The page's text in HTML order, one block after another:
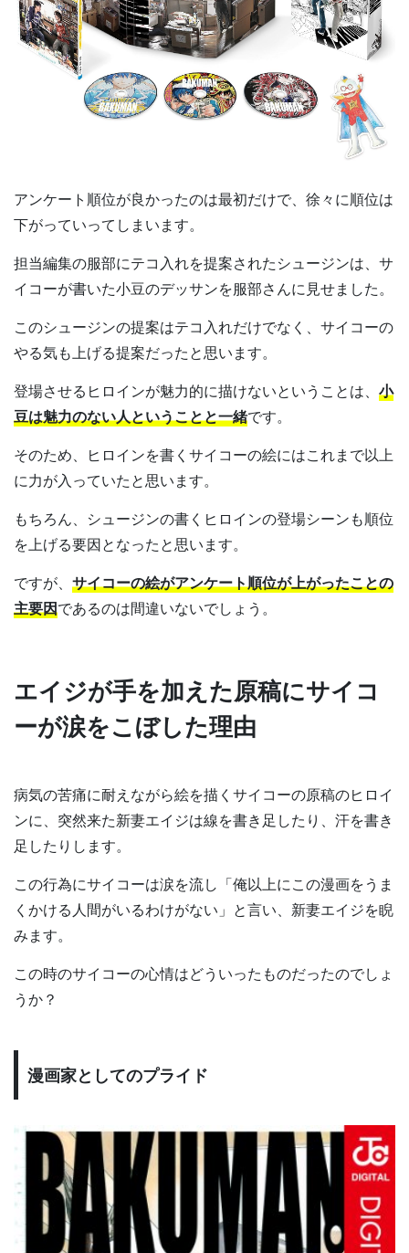
アンケート順位が良かったのは最初だけで、徐々に順位は
下がっていってしまいます。
担当編集の服部にテコ入れを提案されたシュージンは、サ
イコーが書いた小豆のデッサンを服部さんに見せました。
このシュージンの提案はテコ入れだけでなく、サイコーの
やる気も上げる提案だったと思います。
登場させるヒロインが魅力的に描けないということは、 小
豆は魅力のない人ということと一緒です。
そのため、ヒロインを書くサイコーの絵にはこれまで以上
に力が入っていたと思います。
もちろん、シュージンの書くヒロインの登場シーンも順位
を上げる要因となったと思います。
ですが、 サイコーの絵がアンケート順位が上がったことの
主要因であるのは間違いないでしょう。
エイジが手を加えた原稿にサイコ
ーが涙をこぼした理由
病気の苦痛に耐えながら絵を描くサイコーの原稿のヒロイ
ンに、突然来た新妻エイジは線を書き足したり、汗を書き
足したりします。
この行為にサイコーは涙を流し「俺以上にこの漫画をうま
くかける人間がいるわけがない」と言い、新妻エイジを睨
みます。
この時のサイコーの心情はどういったものだったのでしょ
うか？
漫画家としてのプライド